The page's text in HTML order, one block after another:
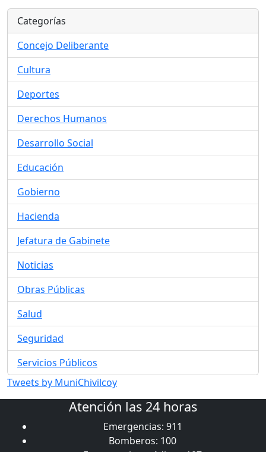
Categorías
Concejo Deliberante
Cultura
Deportes
Derechos Humanos
Desarrollo Social
Educación
Gobierno
Hacienda
Jefatura de Gabinete
Noticias
Obras Públicas
Salud
Seguridad
Servicios Públicos
Tweets by MuniChivilcoy
Atención las 24 horas
Emergencias: 911
Bomberos: 100